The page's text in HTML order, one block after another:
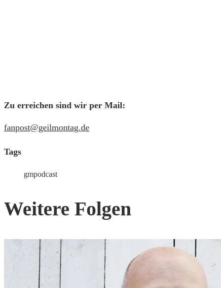
Zu erreichen sind wir per Mail:
fanpost@geilmontag.de
Tags
gmpodcast
Weitere Folgen